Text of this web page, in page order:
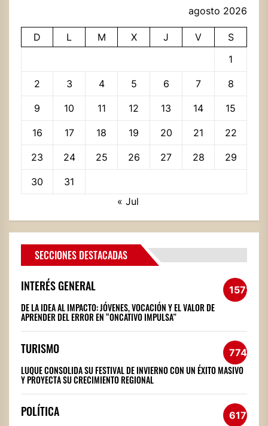
agosto 2026
D L M X J V
S
1
2 3 4 5 6 7 8
9 10 11 12 13 14 15
16 17 18 19 20 21 22
23 24 25 26 27 28 29
30
31
« Jul
SECCIONES DESTACADAS
INTERÉS GENERAL 1572
DE LA IDEA AL IMPACTO: JÓVENES, VOCACIÓN Y EL VALOR DE
APRENDER DEL ERROR EN “ONCATIVO IMPULSA”
TURISMO 774
LUQUE CONSOLIDA SU FESTIVAL DE INVIERNO CON UN ÉXITO MASIVO
Y PROYECTA SU CRECIMIENTO REGIONAL
POLÍTICA 617